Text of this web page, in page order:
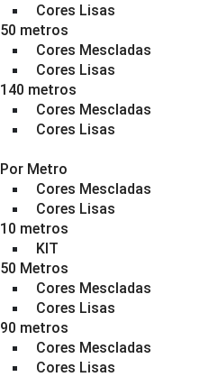
Cores Lisas
50 metros
Cores Mescladas
Cores Lisas
140 metros
Cores Mescladas
Cores Lisas
Por Metro
Cores Mescladas
Cores Lisas
10 metros
KIT
50 Metros
Cores Mescladas
Cores Lisas
90 metros
Cores Mescladas
Cores Lisas